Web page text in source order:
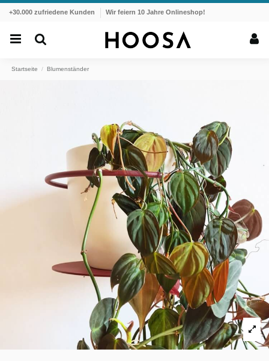
+30.000 zufriedene Kunden Wir feiern 10 Jahre Onlineshop!
Startseite Blumenständer